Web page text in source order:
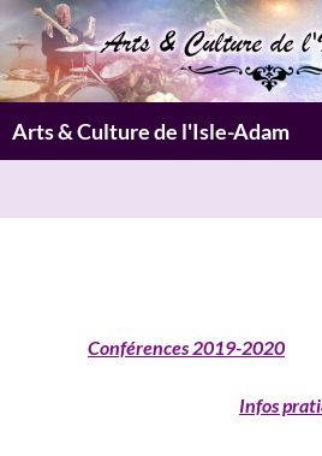
Aller
au
contenu
Arts & Culture de l'Isle-Adam
Conférences 2019-2020
Infos